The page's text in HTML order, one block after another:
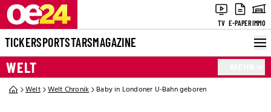
TV E-PAPERIMMO
TICKERSPORTSTARSMAGAZINE
WELT
Welt Welt Chronik Baby in Londoner U-Bahn geboren